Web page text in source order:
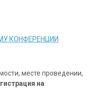
КОНФЕРЕНЦИИ
месте проведении,
на